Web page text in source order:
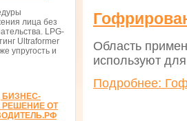
лица без
LPG-
Ultraformer
упругость и
БИЗНЕС-
ОТ
Область
используют
Подробнее: